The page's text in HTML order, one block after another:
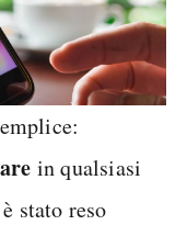
in qualsiasi
stato reso